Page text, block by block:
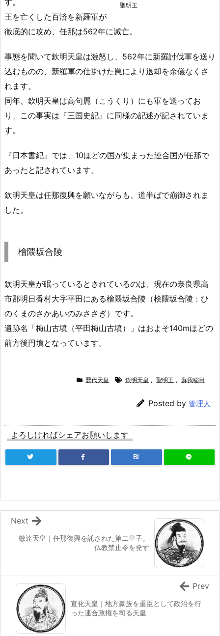
聖明王
す。
王を亡くした百済を新羅軍が
徹底的に攻め、任那は562年に滅亡。
事態を聞いて欽明天皇は激怒し、562年に新羅討伐軍を送り
込むものの、新羅軍の仕掛けた罠により退却を余儀なくさ
れます。
同年、欽明天皇は高句麗（こうくり）にも軍を送ってお
り、この事実は『三国史記』に同様の記述が記されていま
す。
『日本書紀』では、10ほどの国が集まった連合国が任那で
あったと記されています。
欽明天皇は任那復興を願いながらも、道半ばで崩御されま
した。
檜隈坂合陵
欽明天皇が眠っているとされているのは、現在の奈良県高
市郡明日香村大字平田にある檜隈坂合陵（桧隈坂合陵：ひ
のくまのさかあいのみささぎ）です。
遺跡名「梅山古墳（平田梅山古墳）」はおよそ140mほどの
前方後円墳となっています。
歴代天皇 欽明天皇 , 聖明王 , 蘇我稲目
Posted by 管理人
よろしければシェアお願いします
B!
敏達天皇｜任那復興を託された第二皇子。
仏教禁止令を発す
Next
宣化天皇｜地方豪族を重臣として政治を行
った連合政権を司る天皇
Prev